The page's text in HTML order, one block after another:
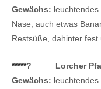
Gewächs:
Nase, auch etwas
Restsüße, dahinter
*****?
Lorcher
Gewächs: